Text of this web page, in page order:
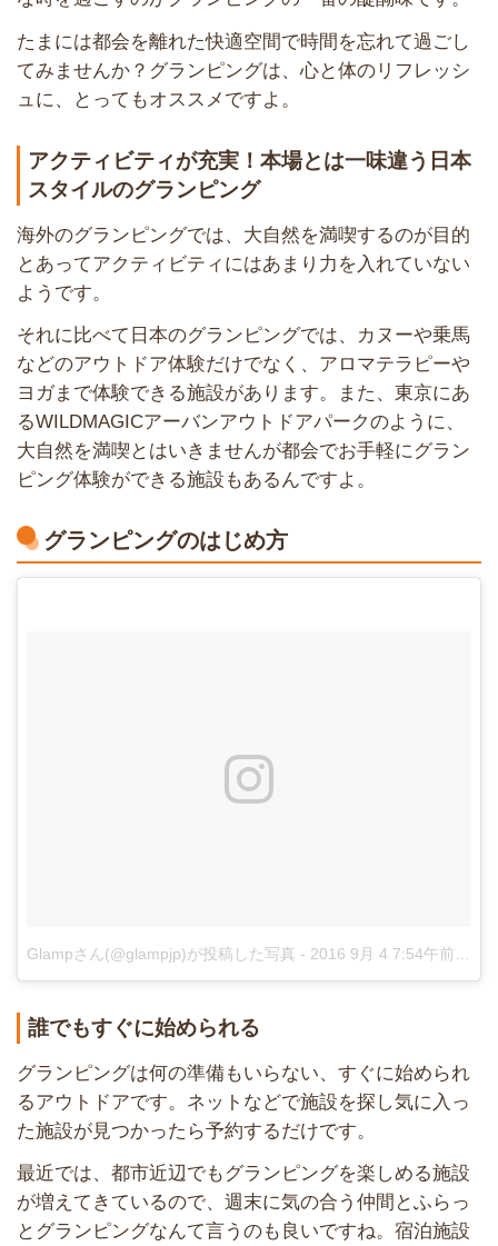
たまには都会を離れた快適空間で時間を忘れて過ごし
てみませんか？グランピングは、心と体のリフレッシ
ュに、とってもオススメですよ。
アクティビティが充実！本場とは一味違う日本
スタイルのグランピング
海外のグランピングでは、大自然を満喫するのが目的
とあってアクティビティにはあまり力を入れていない
ようです。
それに比べて日本のグランピングでは、カヌーや乗馬
などのアウトドア体験だけでなく、アロマテラピーや
ヨガまで体験できる施設があります。また、東京にあ
るWILDMAGICアーバンアウトドアパークのように、
大自然を満喫とはいきませんが都会でお手軽にグラン
ピング体験ができる施設もあるんですよ。
グランピングのはじめ方
Glampさん(@glampjp)が投稿した写真 - 2016 9月 4 7:54午前 PDT
誰でもすぐに始められる
グランピングは何の準備もいらない、すぐに始められ
るアウトドアです。ネットなどで施設を探し気に入っ
た施設が見つかったら予約するだけです。
最近では、都市近辺でもグランピングを楽しめる施設
が増えてきているので、週末に気の合う仲間とふらっ
とグランピングなんて言うのも良いですね。宿泊施設